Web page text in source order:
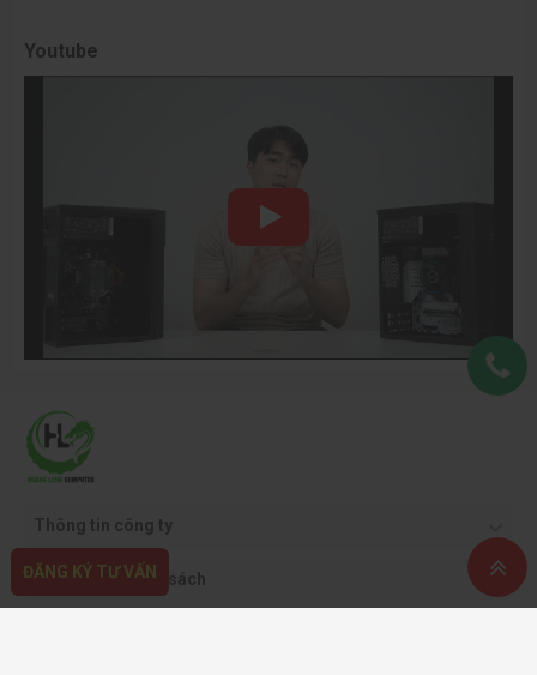
Youtube
Thông tin công ty
Quy định & chính sách
ĐĂNG KÝ TƯ VẤN